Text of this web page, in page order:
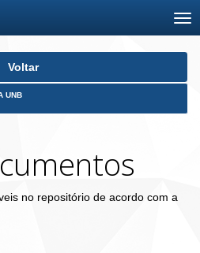
Voltar
UNB
no repositório de acordo com a